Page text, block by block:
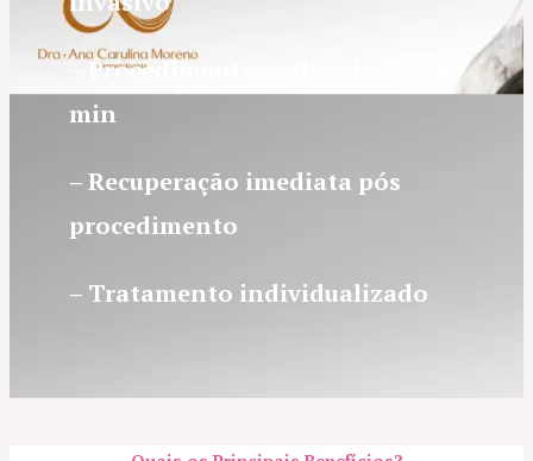
– Procedimento realizado em 20
min
– Recuperação imediata pós
procedimento
– Tratamento individualizado